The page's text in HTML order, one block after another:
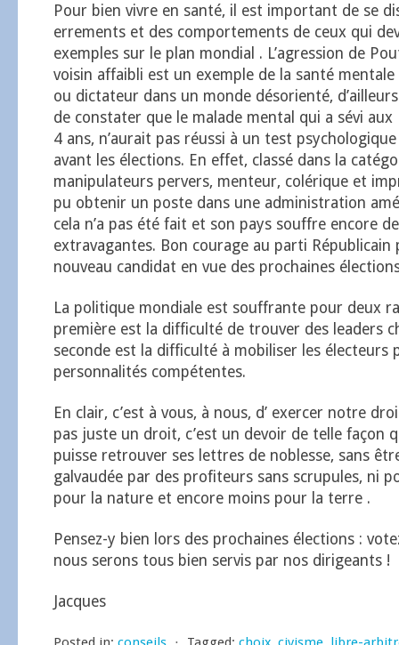
Pour bien vivre en santé, il est important de se
errements et des comportements de ceux qui
exemples sur le plan mondial . L’agression de
voisin affaibli est un exemple de la santé mentale
ou dictateur dans un monde désorienté,
de constater que le malade mental qui a sévi
4 ans, n’aurait pas réussi à un test
avant les élections. En effet, classé dans la
manipulateurs pervers, menteur, colérique et
pu obtenir un poste dans une administration
cela n’a pas été fait et son pays souffre encore
extravagantes. Bon courage au parti Républicain
nouveau candidat en vue des prochaines
La politique mondiale est souffrante pour deux
première est la difficulté de trouver des leaders
seconde est la difficulté à mobiliser les électeurs
personnalités compétentes.
En clair, c’est à vous, à nous, d’ exercer notre
pas juste un droit, c’est un devoir de telle façon
puisse retrouver ses lettres de noblesse, sans
galvaudée par des profiteurs sans scrupules, ni
pour la nature et encore moins pour la terre .
Pensez-y bien lors des prochaines élections :
nous serons tous bien servis par nos dirigeants !
Jacques